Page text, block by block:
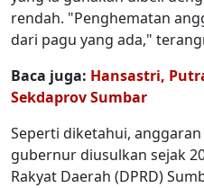
rendah. "Penghematan
dari pagu yang ada,"
Baca juga: Hansastri,
Sekdaprov Sumbar
Seperti diketahui,
gubernur diusulkan sejak
Rakyat Daerah (DPRD)